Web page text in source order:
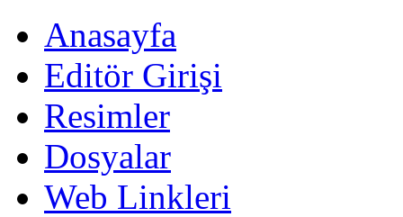
Anasayfa
Editör Girişi
Resimler
Dosyalar
Web Linkleri